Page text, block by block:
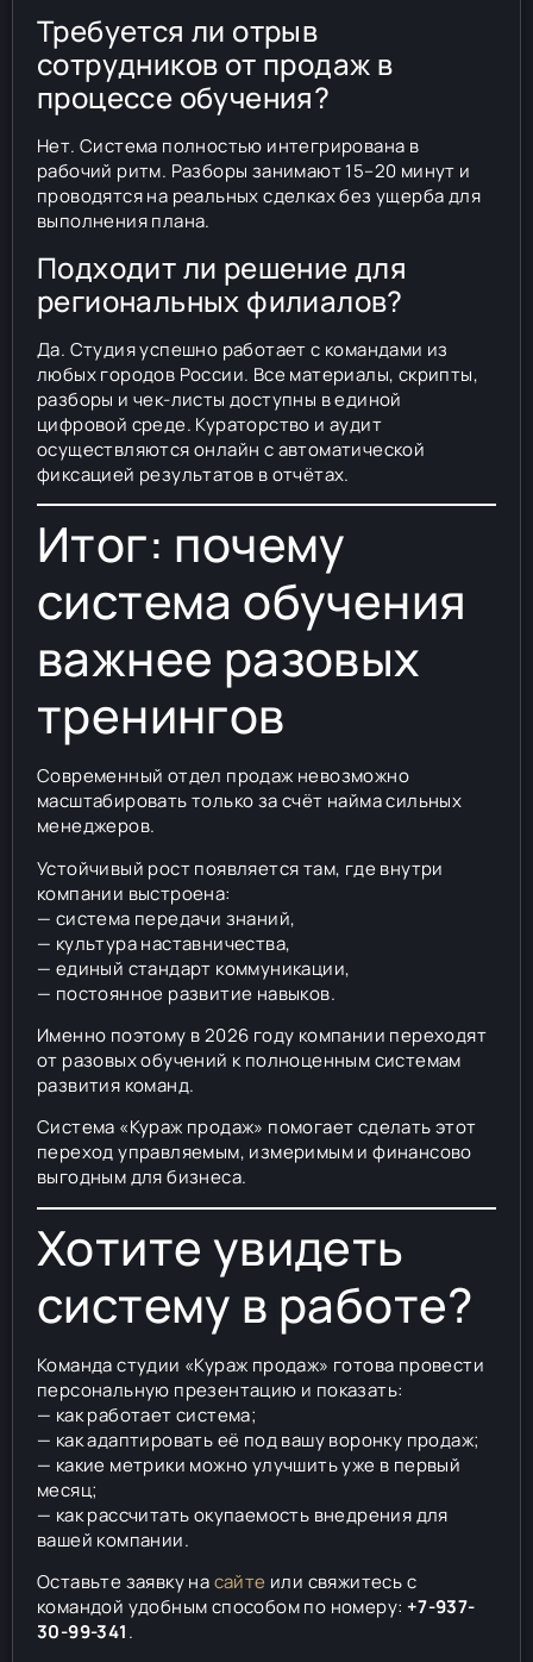
Требуется ли отрыв
сотрудников от продаж в
процессе обучения?
Нет. Система полностью интегрирована в
рабочий ритм. Разборы занимают 15–20 минут и
проводятся на реальных сделках без ущерба для
выполнения плана.
Подходит ли решение для
региональных филиалов?
Да. Студия успешно работает с командами из
любых городов России. Все материалы, скрипты,
разборы и чек-листы доступны в единой
цифровой среде. Кураторство и аудит
осуществляются онлайн с автоматической
фиксацией результатов в отчётах.
Итог: почему
система обучения
важнее разовых
тренингов
Современный отдел продаж невозможно
масштабировать только за счёт найма сильных
менеджеров.
Устойчивый рост появляется там, где внутри
компании выстроена:
— система передачи знаний,
— культура наставничества,
— единый стандарт коммуникации,
— постоянное развитие навыков.
Именно поэтому в 2026 году компании переходят
от разовых обучений к полноценным системам
развития команд.
Система «Кураж продаж» помогает сделать этот
переход управляемым, измеримым и финансово
выгодным для бизнеса.
Хотите увидеть
систему в работе?
Команда студии «Кураж продаж» готова провести
персональную презентацию и показать:
— как работает система;
— как адаптировать её под вашу воронку продаж;
— какие метрики можно улучшить уже в первый
месяц;
— как рассчитать окупаемость внедрения для
вашей компании.
Оставьте заявку насайте или свяжитесь с
командой удобным способом по номеру: +7-937-
30-99-341.